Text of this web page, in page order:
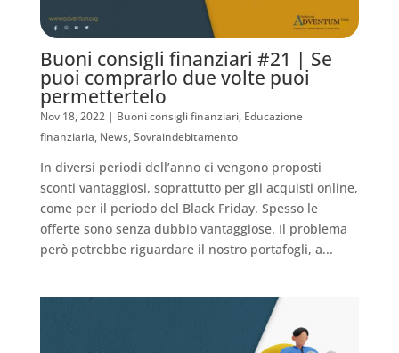
Buoni consigli finanziari #21 | Se
puoi comprarlo due volte puoi
permettertelo
Nov 18, 2022| Buoni consigli finanziari, Educazione
finanziaria, News,Sovraindebitamento
In diversi periodi dell’anno ci vengono proposti
sconti vantaggiosi, soprattutto per gli acquisti online,
come per il periodo del Black Friday. Spesso le
offerte sono senza dubbio vantaggiose. Il problema
però potrebbe riguardare il nostro portafogli, a...